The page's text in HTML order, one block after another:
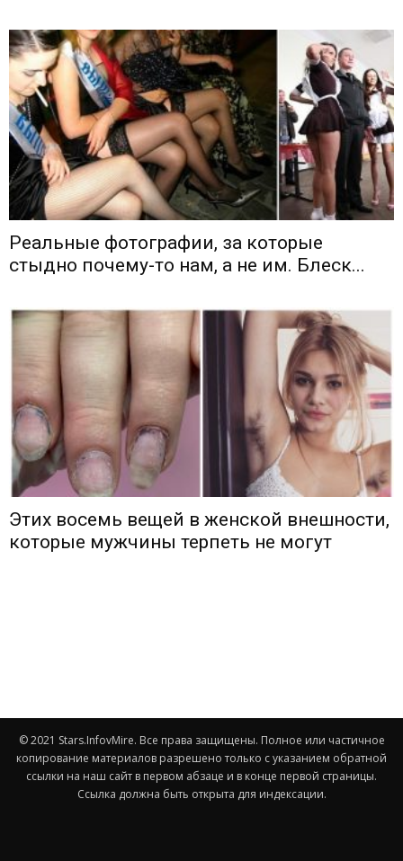
Реальные фотографии, за которые
стыдно почему-то нам, а не им. Блеск...
Этих восемь вещей в женской внешности,
которые мужчины терпеть не могут
© 2021 Stars.InfovMire. Все права защищены. Полное или частичное
копирование материалов разрешено только с указанием обратной
ссылки на наш сайт в первом абзаце и в конце первой страницы.
Ссылка должна быть открыта для индексации.